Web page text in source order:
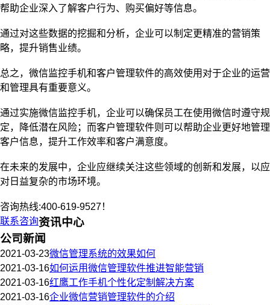
帮助企业深入了解客户行为、购买偏好等信息。
通过对这些数据的挖掘和分析，企业可以制定更精准的营销策
略，提升销售业绩。
总之，微信监控手机和客户管理软件的高效使用对于企业的运营
和管理具有重要意义。
通过实施微信监控手机，企业可以确保员工在使用微信时遵守规
定，降低潜在风险；而客户管理软件则可以帮助企业更好地管理
客户信息，提升工作效率和客户满意度。
在未来的发展中，企业应继续关注这些领域的创新和发展，以应
对日益复杂的市场环境。
咨询热线:400-619-9527！
联系咨询资讯中心
公司新闻
2021-03-23微信管理系统的效果如何
2021-03-16如何运用微信管理软件推进智能营销
2021-03-16红鹰工作手机个性化定制解决方案
2021-03-16企业微信营销管理软件的介绍